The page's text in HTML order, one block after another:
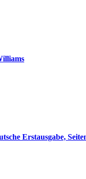
: ‎ 848 Seiten, ISBN-13 ‏ :